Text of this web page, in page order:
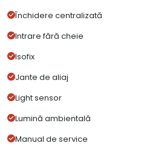
Închidere centralizată
Intrare fără cheie
Isofix
Jante de aliaj
Light sensor
Lumină ambientală
Manual de service